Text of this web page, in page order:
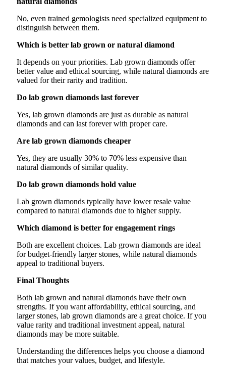
No, even trained gemologists need specialized equipment to
distinguish between them.
Which is better lab grown or natural diamond
It depends on your priorities. Lab grown diamonds offer
better value and ethical sourcing, while natural diamonds are
valued for their rarity and tradition.
Do lab grown diamonds last forever
Yes, lab grown diamonds are just as durable as natural
diamonds and can last forever with proper care.
Are lab grown diamonds cheaper
Yes, they are usually 30% to 70% less expensive than
natural diamonds of similar quality.
Do lab grown diamonds hold value
Lab grown diamonds typically have lower resale value
compared to natural diamonds due to higher supply.
Which diamond is better for engagement rings
Both are excellent choices. Lab grown diamonds are ideal
for budget-friendly larger stones, while natural diamonds
appeal to traditional buyers.
Final Thoughts
Both lab grown and natural diamonds have their own
strengths. If you want affordability, ethical sourcing, and
larger stones, lab grown diamonds are a great choice. If you
value rarity and traditional investment appeal, natural
diamonds may be more suitable.
Understanding the differences helps you choose a diamond
that matches your values, budget, and lifestyle.